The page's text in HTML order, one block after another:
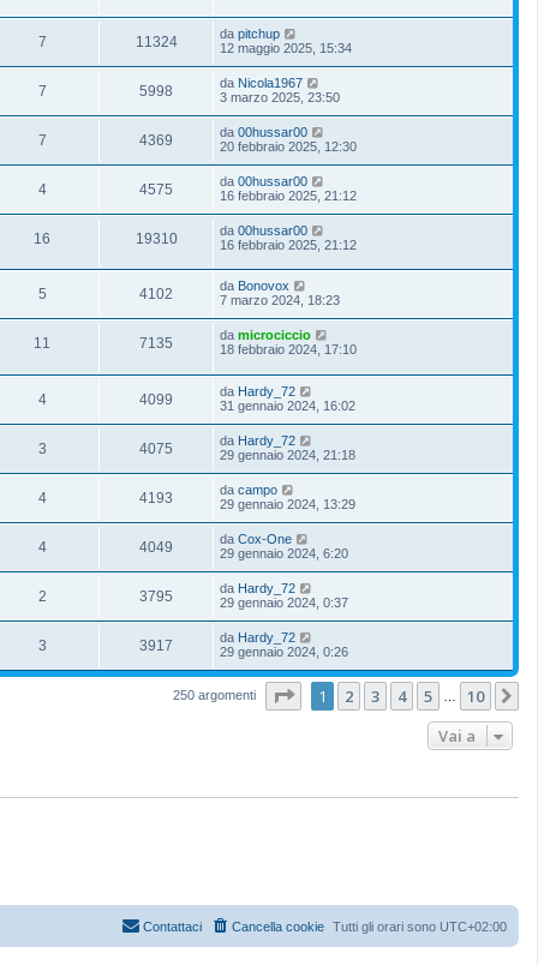
7 11324 da pitchup
12 maggio 2025, 15:34
7 5998 da Nicola1967
3 marzo 2025, 23:50
7 4369 da 00hussar00
20 febbraio 2025, 12:30
4 4575 da 00hussar00
16 febbraio 2025, 21:12
16 19310 da 00hussar00
16 febbraio 2025, 21:12
5 4102 da Bonovox
7 marzo 2024, 18:23
11 7135 da microciccio
18 febbraio 2024, 17:10
4 4099 da Hardy_72
31 gennaio 2024, 16:02
3 4075 da Hardy_72
29 gennaio 2024, 21:18
4 4193 da campo
29 gennaio 2024, 13:29
4 4049 da Cox-One
29 gennaio 2024, 6:20
2 3795 da Hardy_72
29 gennaio 2024, 0:37
3 3917 da Hardy_72
29 gennaio 2024, 0:26
250 argomenti Pagina di 10
1 2 3 4 5 10
Vai a
Tutti gli orari sono UTC+02:00
Cancella cookie
Contattaci